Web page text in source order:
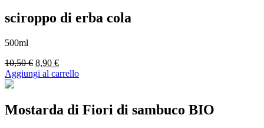
sciroppo di erba cola
500ml
10,50€ Il
prezzo
10,50 €.
8,90 €Il
prezzo
8,90 €.
Aggiungi al carrello
Mostarda di Fiori di sambuco BIO